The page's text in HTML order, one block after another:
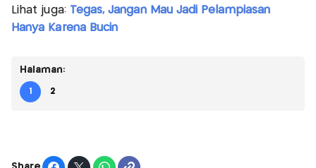
Lihat juga: Tegas, Jangan Mau Jadi Pelampiasan
Hanya Karena Bucin
Halaman:
1 2